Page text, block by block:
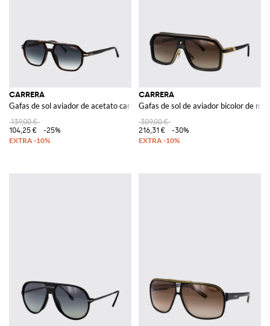
CARRERA
Gafas de sol aviador de acetato carey con doble puente
139,00 €
104,25 €
-25%
CARRERA
Gafas de sol de aviador bicolor de
309,00 €
216,31 €
-30%